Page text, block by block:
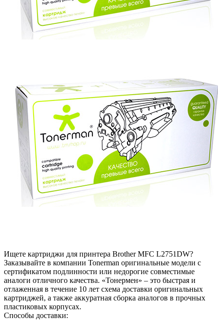
Ищете картриджи для принтера Brother MFC L2751DW?
Заказывайте в компании Tonerman оригинальные модели с
сертификатом подлинности или недорогие совместимые
аналоги отличного качества. «Тонермен» – это быстрая и
отлаженная в течение 10 лет схема доставки оригинальных
картриджей, а также аккуратная сборка аналогов в прочных
пластиковых корпусах.
Способы доставки: